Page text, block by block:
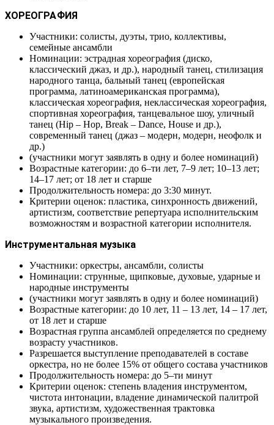
ХОРЕОГРАФИЯ
Участники: солисты, дуэты, трио, коллективы,
семейные ансамбли
Номинации: эстрадная хореография (диско,
классический джаз, и др.), народный танец, стилизация
народного танца, бальный танец (европейская
программа, латиноамериканская программа),
классическая хореография, неклассическая хореография,
спортивная хореография, танцевальное шоу, уличный
танец (Hip – Hop, Break – Dance, House и др.),
современный танец (джаз – модерн, модерн, неофолк и
др.)
(участники могут заявлять в одну и более номинаций)
Возрастные категории: до 6–ти лет, 7–9 лет; 10–13 лет;
14–17 лет; от 18 лет и старше
Продолжительность номера: до 3:30 минут.
Критерии оценок: пластика, синхронность движений,
артистизм, соответствие репертуара исполнительским
возможностям и возрастной категории исполнителя.
Инструментальная музыка
Участники: оркестры, ансамбли, солисты
Номинации: струнные, щипковые, духовые, ударные и
народные инструменты
(участники могут заявлять в одну и более номинаций)
Возрастные категории: до 10 лет, 11 – 13 лет, 14 – 17 лет,
от 18 лет и старше
Возрастная группа ансамблей определяется по среднему
возрасту участников.
Разрешается выступление преподавателей в составе
оркестра, но не более 15% от общего состава участников
Продолжительность номера: до 5–ти минут
Критерии оценок: степень владения инструментом,
чистота интонации, владение динамической палитрой
звука, артистизм, художественная трактовка
музыкального произведения.